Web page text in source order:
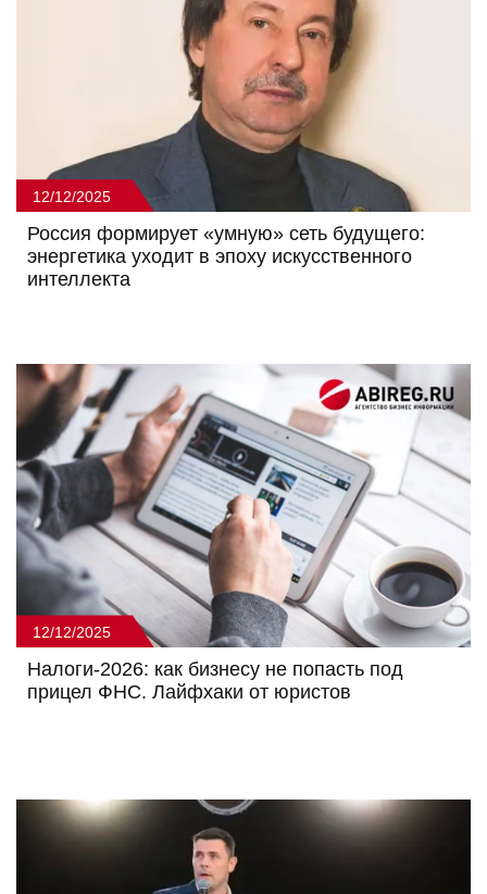
12/12/2025
Россия формирует «умную» сеть будущего:
энергетика уходит в эпоху искусственного
интеллекта
12/12/2025
Налоги-2026: как бизнесу не попасть под
прицел ФНС. Лайфхаки от юристов